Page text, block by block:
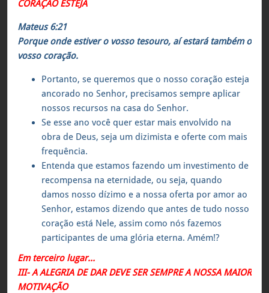
CORAÇÃO ESTEJA
Mateus 6:21
Porque onde estiver o vosso tesouro, aí estará também o
vosso coração.
Portanto, se queremos que o nosso coração esteja
ancorado no Senhor, precisamos sempre aplicar
nossos recursos na casa do Senhor.
Se esse ano você quer estar mais envolvido na
obra de Deus, seja um dizimista e oferte com mais
frequência.
Entenda que estamos fazendo um investimento de
recompensa na eternidade, ou seja, quando
damos nosso dízimo e a nossa oferta por amor ao
Senhor, estamos dizendo que antes de tudo nosso
coração está Nele, assim como nós fazemos
participantes de uma glória eterna. Amém!?
Em terceiro lugar…
III- A ALEGRIA DE DAR DEVE SER SEMPRE A NOSSA MAIOR
MOTIVAÇÃO